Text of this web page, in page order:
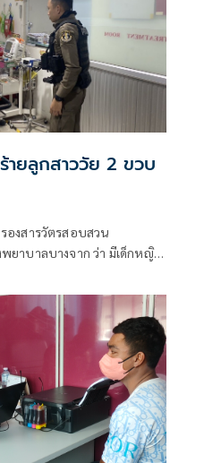
ายลูกสาววัย 2 ขวบ
องสารวัตรสอบสวน
ยาบาลบางจาก ว่า มีเด็กหญิง